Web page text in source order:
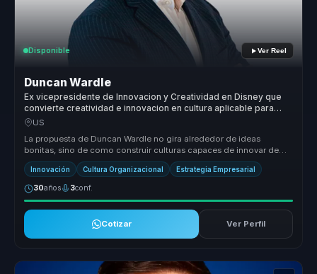
Disponible Ver Reel
Duncan Wardle
Ex vicepresidente de Innovacion y Creatividad en Disney que
convierte creatividad e innovacion en cultura aplicable para
lideres que deben reinventarse.
US
La propuesta de Duncan Wardle no gira alrededor de ideas
bonitas, sino de como construir culturas capaces de innovar de
forma sostenida. ...
Innovación Cultura Organizacional Estrategia Empresarial
30años 3conf.
Cotizar Ver Perfil